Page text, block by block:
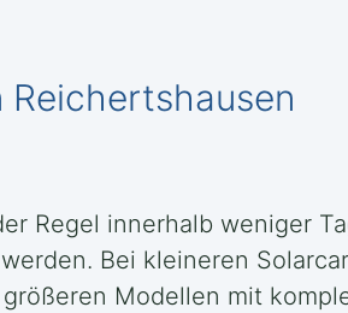
Regel innerhalb weniger
Bei kleineren
Modellen mit